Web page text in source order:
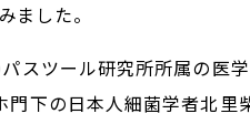
した。
ツール研究所所属の医
下の日本人細菌学者北里